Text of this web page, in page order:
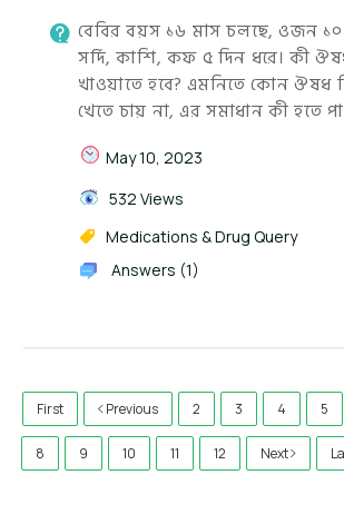
বেবির বয়স ১৬ মাস চলছে, ওজন ১০
সর্দি, কাশি, কফ ৫ দিন ধরে। কী
খাওয়াতে হবে? এমনিতে কোন ঔষধ
খেতে চায় না, এর সমাধান কী হতে
May 10, 2023
532 Views
Medications & Drug Query
Answers (1)
First Previous 2 3 4 5
8 9 10 11 12 Next